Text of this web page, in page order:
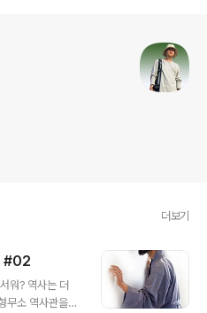
더보기
#02
워? 역사는 더
무소 역사관을